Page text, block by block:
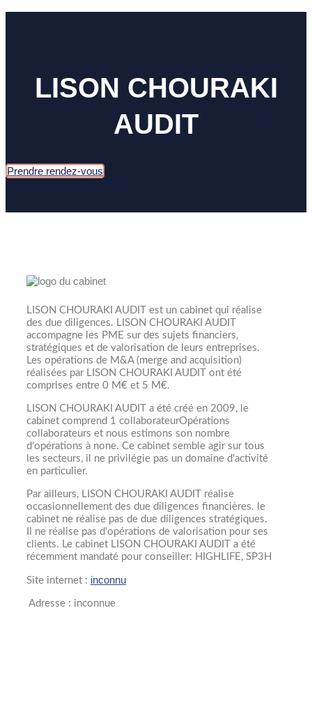
LISON CHOURAKI
AUDIT​
Prendre rendez-vous
LISON CHOURAKI AUDIT est un cabinet qui réalise
des due diligences. LISON CHOURAKI AUDIT
accompagne les PME sur des sujets financiers,
stratégiques et de valorisation de leurs entreprises.
Les opérations de M&A (merge and acquisition)
réalisées par LISON CHOURAKI AUDIT ont été
comprises entre 0 M€ et 5 M€.
LISON CHOURAKI AUDIT a été créé en 2009, le
cabinet comprend 1 collaborateurOpérations
collaborateurs et nous estimons son nombre
d'opérations à none. Ce cabinet semble agir sur tous
les secteurs, il ne privilégie pas un domaine d'activité
en particulier.
Par ailleurs, LISON CHOURAKI AUDIT réalise
occasionnellement des due diligences financières. le
cabinet ne réalise pas de due diligences stratégiques.
Il ne réalise pas d'opérations de valorisation pour ses
clients. Le cabinet LISON CHOURAKI AUDIT a été
récemment mandaté pour conseiller: HIGHLIFE, SP3H
Site internet : inconnu
Adresse : inconnue